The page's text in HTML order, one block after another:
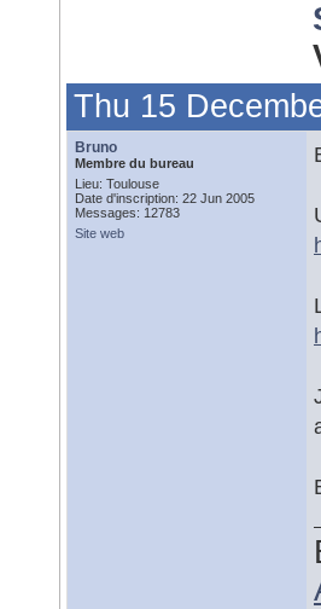
Thu 15
Bruno
Membre du bureau
Lieu: Toulouse
Date d'inscription: 22 Jun 2005
Messages: 12783
Site web